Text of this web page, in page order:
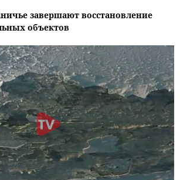
завершают восстановление
объектов